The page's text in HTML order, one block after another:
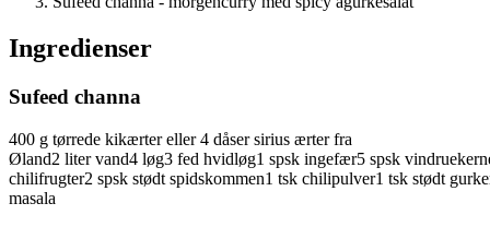
Ingredienser
Sufeed channa
400 g tørrede kikærter eller 4 dåser sirius ærter fra
Øland2 liter vand4 løg3 fed hvidløg1 spsk ingefær5 spsk
chilifrugter2 spsk stødt spidskommen1 tsk chilipulver1 tsk stødt
masala